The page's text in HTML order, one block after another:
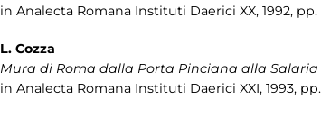
in Analecta Romana Instituti Daerici XX, 1992, pp.
L. Cozza
Mura di Roma dalla Porta Pinciana alla Salaria
in Analecta Romana Instituti Daerici XXI, 1993, pp.